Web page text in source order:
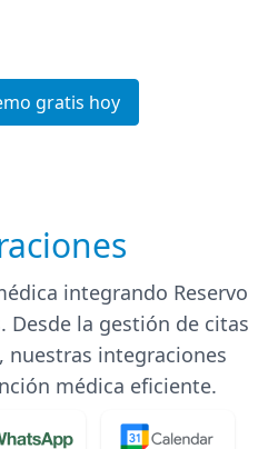
gratis hoy
integrando Reservo
Desde la gestión de citas
nuestras integraciones
médica eficiente.